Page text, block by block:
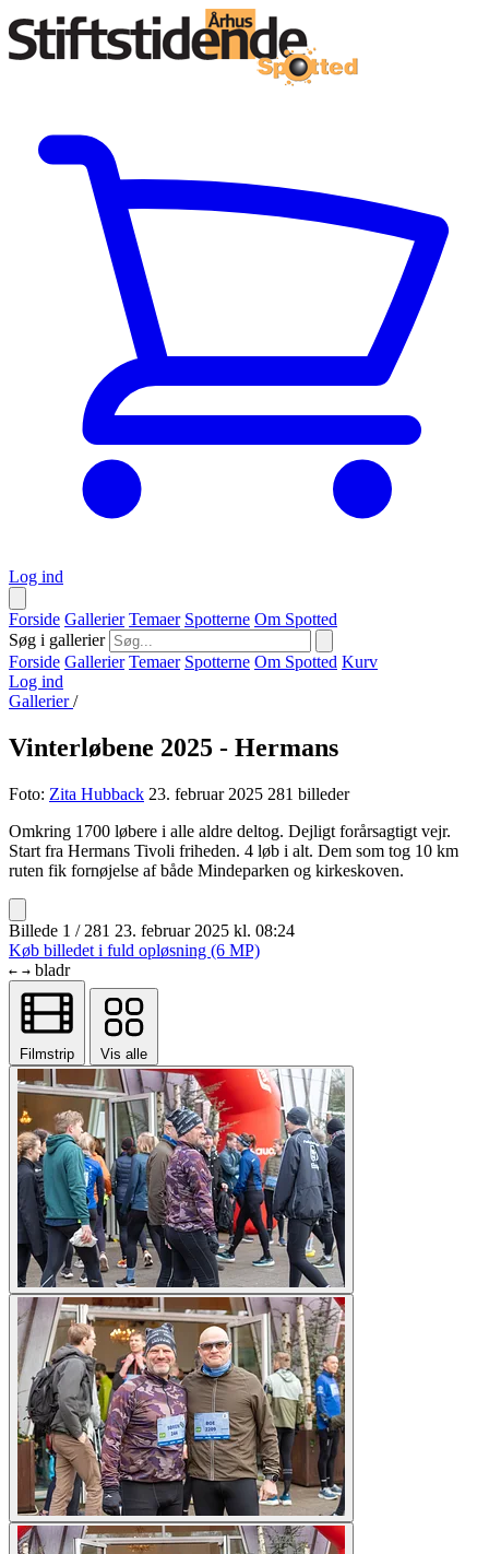
Log ind
Forside Gallerier Temaer Spotterne Om Spotted
Søg i gallerier
Forside Gallerier Temaer Spotterne Om Spotted Kurv
Log ind
Gallerier/
Vinterløbene 2025 - Hermans
Foto: Zita Hubback 23. februar 2025 281 billeder
Omkring 1700 løbere i alle aldre deltog. Dejligt forårsagtigt vejr.
Start fra Hermans Tivoli friheden. 4 løb i alt. Dem som tog 10 km
ruten fik fornøjelse af både Mindeparken og kirkeskoven.
Billede 1 / 281 23. februar 2025 kl. 08:24
Køb billedet i fuld opløsning (6 MP)
← → bladr
Filmstrip Vis alle